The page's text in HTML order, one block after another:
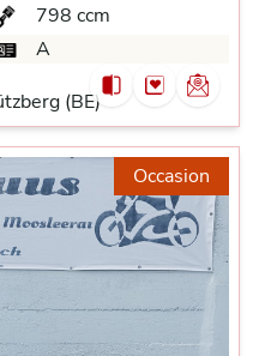
798 ccm
A
(BE)
Occasion